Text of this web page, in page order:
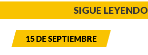
SIGUE LEYENDO
15 DE SEPTIEMBRE